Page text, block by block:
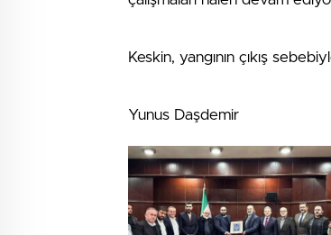
Keskin, yangının çıkış
Yunus Daşdemir